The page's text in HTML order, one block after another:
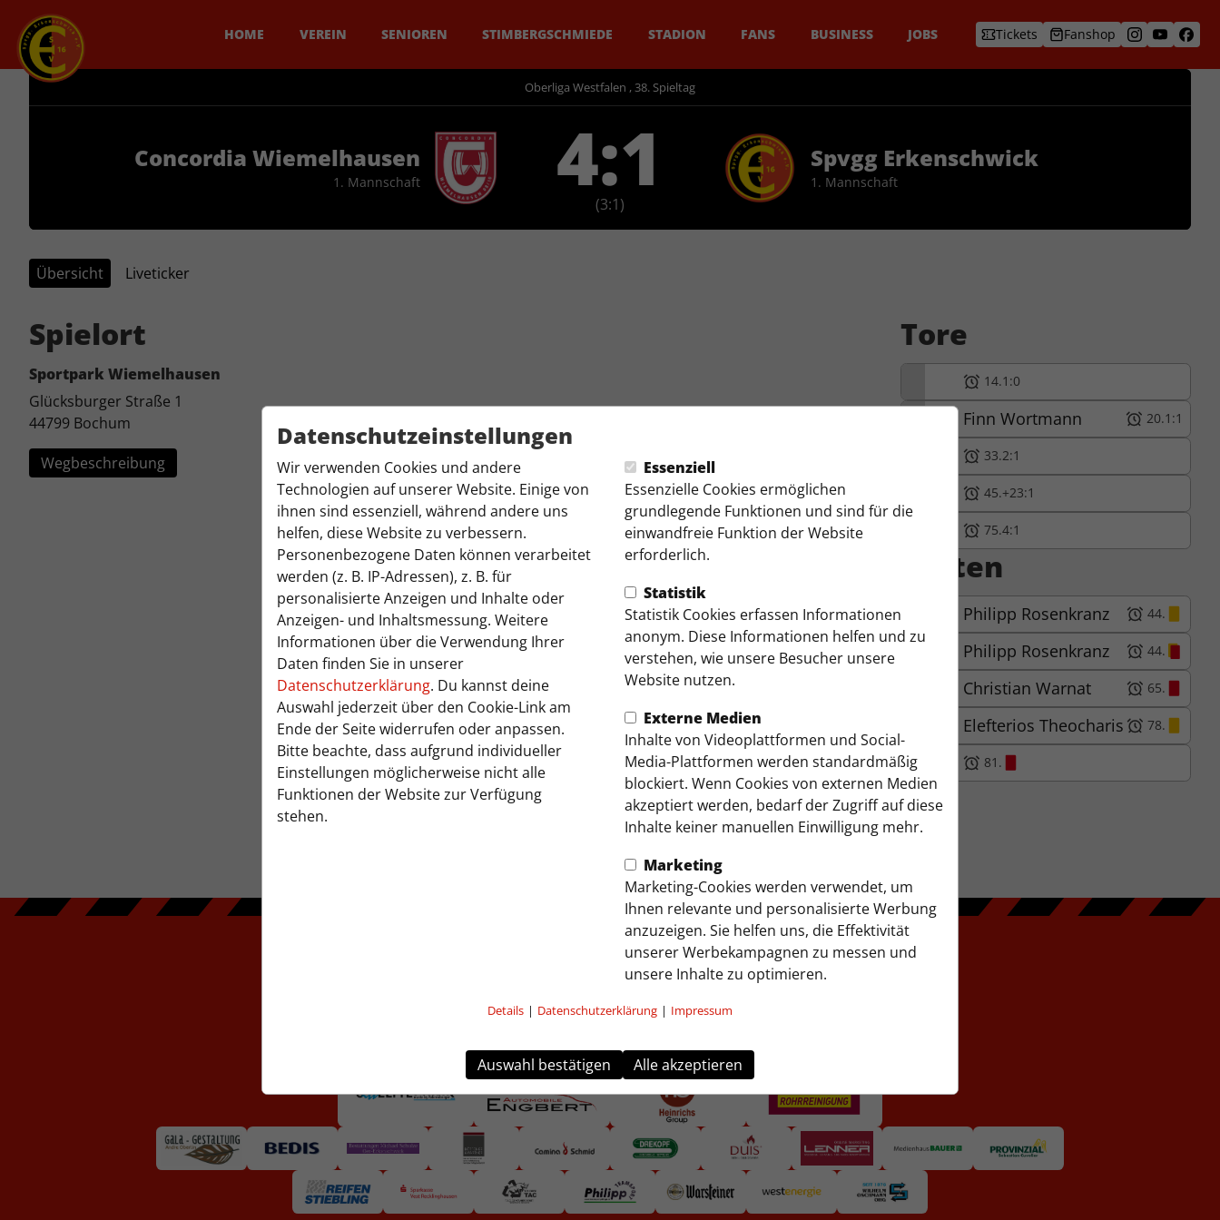
Datenschutzeinstellungen
Wir verwenden Cookies und andere
Technologien auf unserer Website. Einige von
ihnen sind essenziell, während andere uns
helfen, diese Website zu verbessern.
Personenbezogene Daten können verarbeitet
werden (z. B. IP-Adressen), z. B. für
personalisierte Anzeigen und Inhalte oder
Anzeigen- und Inhaltsmessung. Weitere
Informationen über die Verwendung Ihrer
Daten finden Sie in unserer
Datenschutzerklärung. Du kannst deine
Auswahl jederzeit über den Cookie-Link am
Ende der Seite widerrufen oder anpassen.
Bitte beachte, dass aufgrund individueller
Einstellungen möglicherweise nicht alle
Funktionen der Website zur Verfügung
stehen.
Essenziell
Essenzielle Cookies ermöglichen
grundlegende Funktionen und sind für die
einwandfreie Funktion der Website
erforderlich.
Statistik
Statistik Cookies erfassen Informationen
anonym. Diese Informationen helfen und zu
verstehen, wie unsere Besucher unsere
Website nutzen.
Externe Medien
Inhalte von Videoplattformen und Social-
Media-Plattformen werden standardmäßig
blockiert. Wenn Cookies von externen Medien
akzeptiert werden, bedarf der Zugriff auf diese
Inhalte keiner manuellen Einwilligung mehr.
Marketing
Marketing-Cookies werden verwendet, um
Ihnen relevante und personalisierte Werbung
anzuzeigen. Sie helfen uns, die Effektivität
unserer Werbekampagnen zu messen und
unsere Inhalte zu optimieren.
Details | Datenschutzerklärung | Impressum
Auswahl bestätigen Alle akzeptieren
HOME VEREIN SENIOREN STIMBERGSCHMIEDE STADION FANS BUSINESS JOBS Tickets Fanshop
Oberliga Westfalen , 38. Spieltag
Concordia Wiemelhausen
1. Mannschaft 4:1
(3:1)
Spvgg Erkenschwick
1. Mannschaft
Übersicht Liveticker
Spielort
Sportpark Wiemelhausen
Glücksburger Straße 1
44799 Bochum
Wegbeschreibung
Tore
14.1:0
17 Finn Wortmann 20.1:1
33.2:1
45.+23:1
75.4:1
Karten
Philipp Rosenkranz 44.
Philipp Rosenkranz 44.
Christian Warnat 65.
Elefterios Theocharis 78.
81.